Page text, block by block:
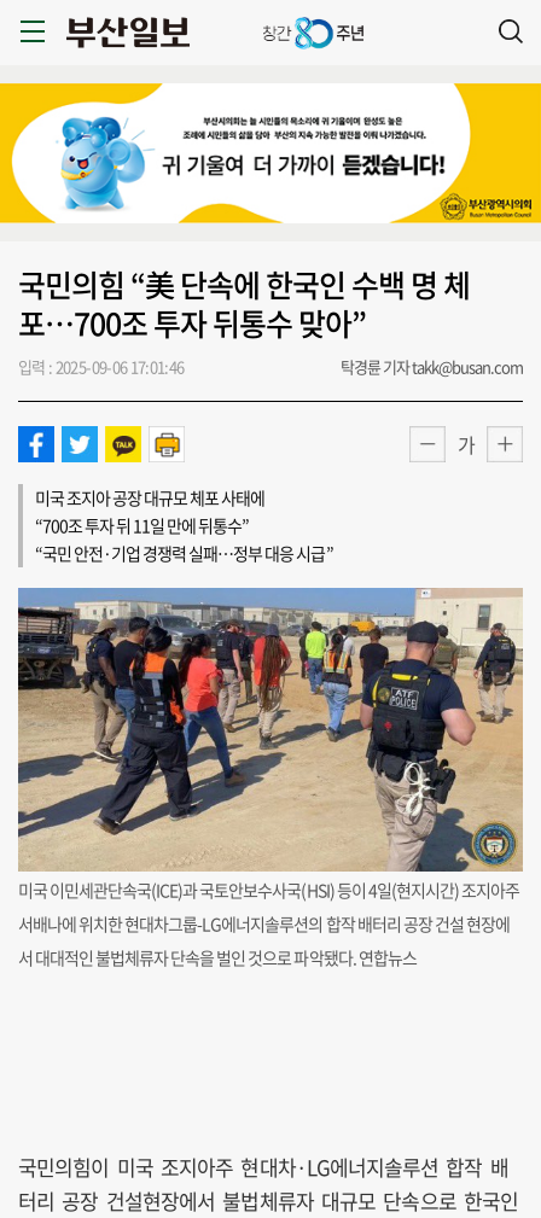
국민의힘 “美 단속에 한국인 수백 명 체
포…700조 투자 뒤통수 맞아”
입력 : 2025-09-06 17:01:46 탁경륜 기자 takk@busan.com
가
미국 조지아 공장 대규모 체포 사태에
“700조 투자 뒤 11일 만에 뒤통수”
“국민 안전·기업 경쟁력 실패…정부 대응 시급”
미국 이민세관단속국(ICE)과 국토안보수사국(HSI) 등이 4일(현지시간) 조지아주
서배나에 위치한 현대차그룹-LG에너지솔루션의 합작 배터리 공장 건설 현장에
서 대대적인 불법체류자 단속을 벌인 것으로 파악됐다. 연합뉴스
국민의힘이 미국 조지아주 현대차·LG에너지솔루션 합작 배
터리 공장 건설현장에서 불법체류자 대규모 단속으로 한국인